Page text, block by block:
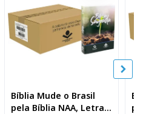
Bíblia Mude o Brasil
pela Bíblia NAA, Letra